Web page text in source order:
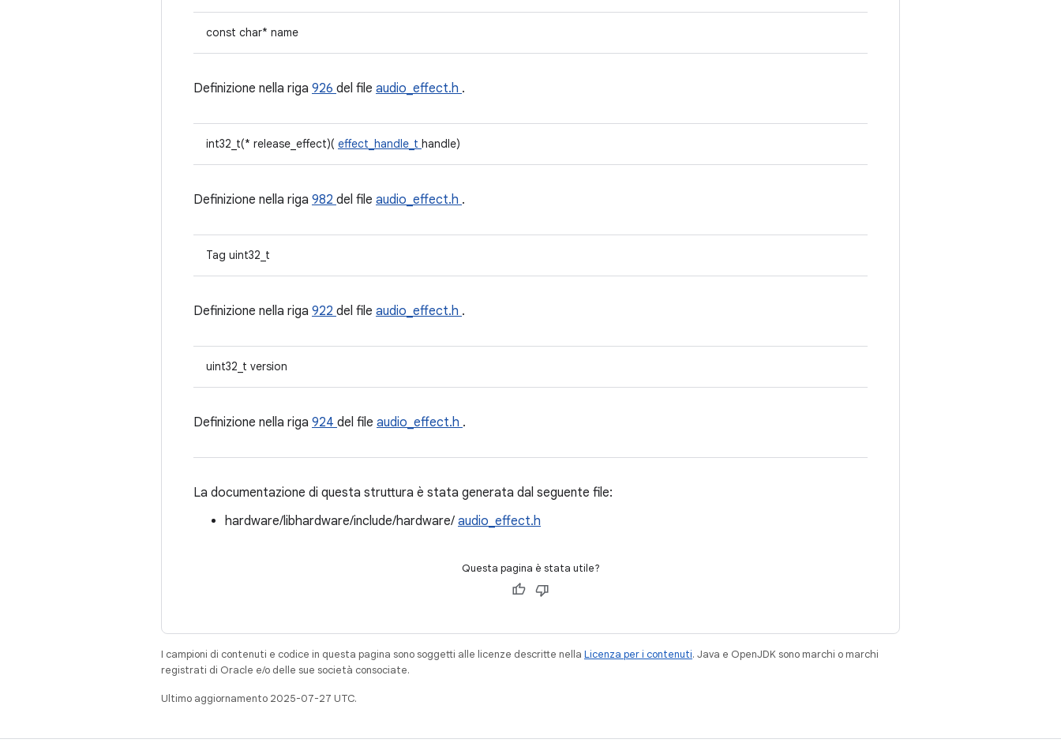
const char* name
Definizione nella riga 926 del file audio_effect.h .
int32_t(* release_effect)( effect_handle_t handle)
Definizione nella riga 982 del file audio_effect.h .
Tag uint32_t
Definizione nella riga 922 del file audio_effect.h .
uint32_t version
Definizione nella riga 924 del file audio_effect.h .
La documentazione di questa struttura è stata generata dal seguente file:
hardware/libhardware/include/hardware/ audio_effect.h
Questa pagina è stata utile?
I campioni di contenuti e codice in questa pagina sono soggetti alle licenze descritte nella Licenza per i contenuti. Java e OpenJDK sono marchi o marchi
registrati di Oracle e/o delle sue società consociate.
Ultimo aggiornamento 2025-07-27 UTC.